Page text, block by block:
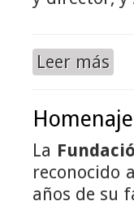
Leer más
La
reconocido
años de su